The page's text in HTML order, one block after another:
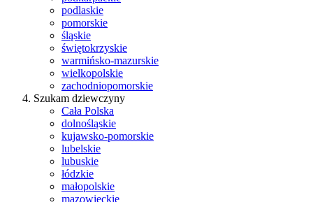
podlaskie
pomorskie
śląskie
świętokrzyskie
warmińsko-mazurskie
wielkopolskie
zachodniopomorskie
Szukam dziewczyny
Cała Polska
dolnośląskie
kujawsko-pomorskie
lubelskie
lubuskie
łódzkie
małopolskie
mazowieckie